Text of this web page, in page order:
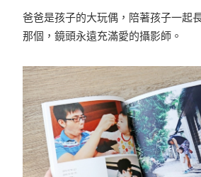
爸爸是孩子的大玩偶，陪著孩子一起
那個，鏡頭永遠充滿愛的攝影師。